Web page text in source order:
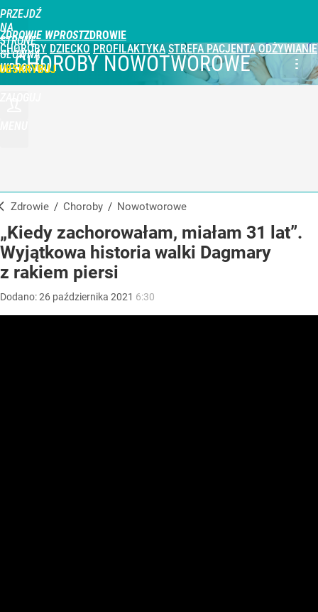
PRZEJDŹ
NA
STRONĘ
GŁÓWNĄ
WPROST.PL
ZDROWIE WPROST
CHOROBY DZIECKO PROFILAKTYKA STREFA PACJENTA ODŻYWIANIE
CHOROBY NOWOTWOROWE
Zdrowie / Choroby / nowotworowe
„Kiedy zachorowałam, miałam 31 lat”.
Wyjątkowa historia walki Dagmary
z rakiem piersi
Dodano:26 października 2021 6:30